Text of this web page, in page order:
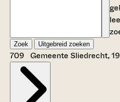
Zoek Uitgebreid zoeken
709 Gemeente Sliedrecht,